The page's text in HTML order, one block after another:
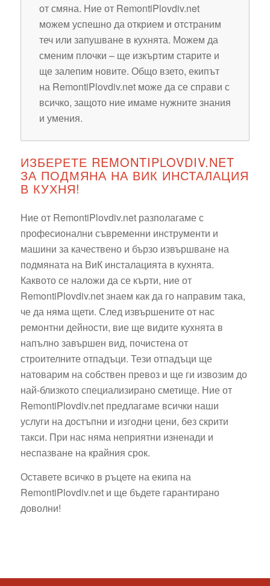
от смяна. Ние от RemontiPlovdiv.net
можем успешно да открием и отстраним
теч или запушване в кухнята. Можем да
сменим плочки – ще изкъртим старите и
ще залепим новите. Общо взето, екипът
на RemontiPlovdiv.net може да се справи с
всичко, защото ние имаме нужните знания
и умения.
ИЗБЕРЕТЕ REMONTIPLOVDIV.NET
ЗА ПОДМЯНА НА ВИК ИНСТАЛАЦИЯ
В КУХНЯ!
Ние от RemontiPlovdiv.net разполагаме с
професионални съвременни инструменти и
машини за качествено и бързо извършване на
подмяната на ВиК инсталацията в кухнята.
Каквото се наложи да се кърти, ние от
RemontiPlovdiv.net знаем как да го направим така,
че да няма щети. След извършените от нас
ремонтни дейности, вие ще видите кухнята в
напълно завършен вид, почистена от
строителните отпадъци. Тези отпадъци ще
натоварим на собствен превоз и ще ги извозим до
най-близкото специализирано сметище. Ние от
RemontiPlovdiv.net предлагаме всички наши
услуги на достъпни и изгодни цени, без скрити
такси. При нас няма неприятни изненади и
неспазване на крайния срок.
Оставете всичко в ръцете на екипа на
RemontiPlovdiv.net и ще бъдете гарантирано
доволни!